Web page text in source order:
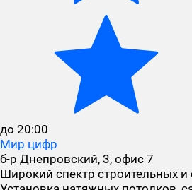
до 20:00
Мир цифр
б-р Днепровский, 3, офис 7
Широкий спектр строительных и